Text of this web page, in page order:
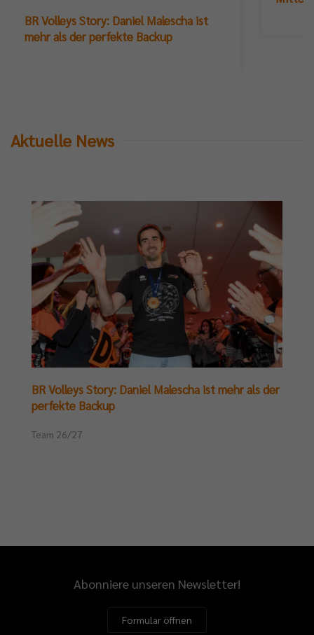
BR Volleys Story: Daniel Malescha ist
mehr als der perfekte Backup
Aktuelle News
BR Volleys Story: Daniel Malescha ist mehr als der
perfekte Backup
Team 26/27
Abonniere unseren Newsletter!
Formular öffnen